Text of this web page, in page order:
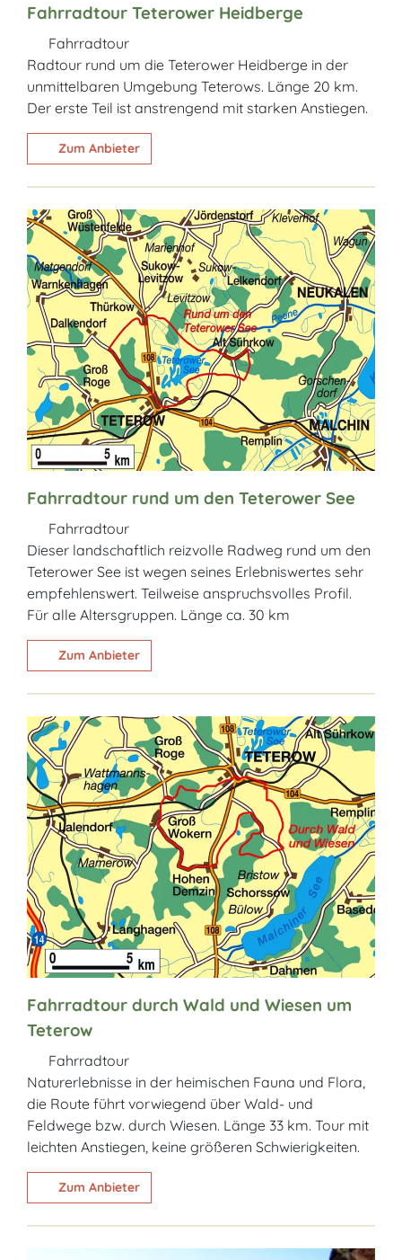
Fahrradtour Teterower Heidberge
Fahrradtour
Radtour rund um die Teterower Heidberge in der
unmittelbaren Umgebung Teterows. Länge 20 km.
Der erste Teil ist anstrengend mit starken Anstiegen.
Zum Anbieter
Fahrradtour rund um den Teterower See
Fahrradtour
Dieser landschaftlich reizvolle Radweg rund um den
Teterower See ist wegen seines Erlebniswertes sehr
empfehlenswert. Teilweise anspruchsvolles Profil.
Für alle Altersgruppen. Länge ca. 30 km
Zum Anbieter
Fahrradtour durch Wald und Wiesen um
Teterow
Fahrradtour
Naturerlebnisse in der heimischen Fauna und Flora,
die Route führt vorwiegend über Wald- und
Feldwege bzw. durch Wiesen. Länge 33 km. Tour mit
leichten Anstiegen, keine größeren Schwierigkeiten.
Zum Anbieter